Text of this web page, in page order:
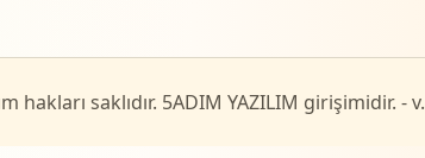
hakları saklıdır. 5ADIM YAZILIM girişimidir. - v.